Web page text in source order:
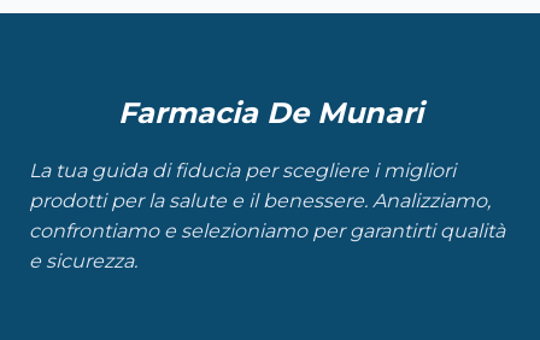
Farmacia De Munari
La tua guida di fiducia per scegliere i migliori
prodotti per la salute e il benessere. Analizziamo,
confrontiamo e selezioniamo per garantirti qualità
e sicurezza.